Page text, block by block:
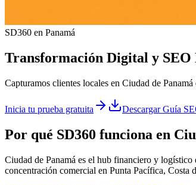
SD360 en Panamá
Transformación Digital y SEO
Capturamos clientes locales en Ciudad de
Inicia tu prueba gratuita Descargar Guía
Por qué SD360 funciona en
Ciudad de Panamá es el hub financiero y logístico
concentración comercial en Punta Pacífica, Costa